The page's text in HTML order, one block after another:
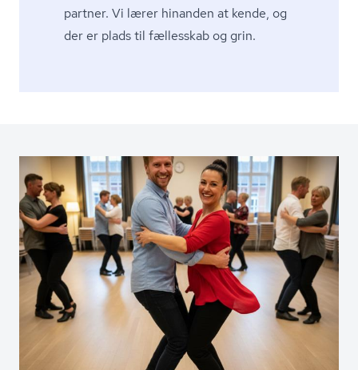
partner. Vi lærer hinanden at kende, og
der er plads til fællesskab og grin.